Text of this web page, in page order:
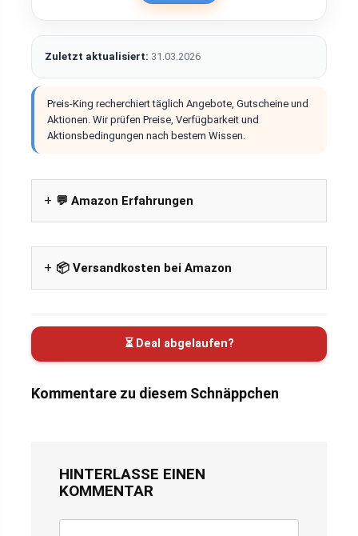
Zuletzt aktualisiert: 31.03.2026
Preis-King recherchiert täglich Angebote, Gutscheine und
Aktionen. Wir prüfen Preise, Verfügbarkeit und
Aktionsbedingungen nach bestem Wissen.
💬 Amazon Erfahrungen
📦 Versandkosten bei Amazon
⏳ Deal abgelaufen?
Kommentare zu diesem Schnäppchen
HINTERLASSE EINEN
KOMMENTAR